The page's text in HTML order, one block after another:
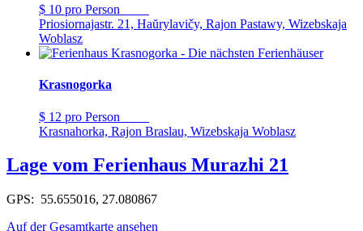
$ 10 pro Person
Priosiornajastr. 21, Haŭrylavičy, Rajon Pastawy, Wizebskaja
Woblasz
Krasnogorka
$ 12 pro Person
Krasnahorka, Rajon Braslau, Wizebskaja Woblasz
Lage vom Ferienhaus Murazhi 21
GPS: 55.655016, 27.080867
Auf der Gesamtkarte ansehen